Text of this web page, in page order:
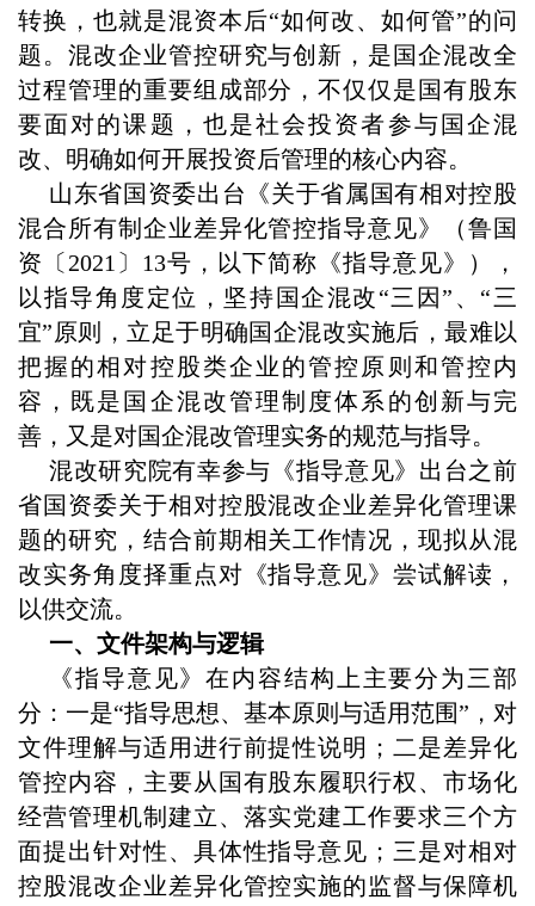
转换，也就是混资本后“如何改、如何管”的问
题。混改企业管控研究与创新，是国企混改全
过程管理的重要组成部分，不仅仅是国有股东
要面对的课题，也是社会投资者参与国企混
改、明确如何开展投资后管理的核心内容。
山东省国资委出台《关于省属国有相对控股
混合所有制企业差异化管控指导意见》（鲁国
资〔2021〕13号，以下简称《指导意见》），
以指导角度定位，坚持国企混改“三因”、“三
宜”原则，立足于明确国企混改实施后，最难以
把握的相对控股类企业的管控原则和管控内
容，既是国企混改管理制度体系的创新与完
善，又是对国企混改管理实务的规范与指导。
混改研究院有幸参与《指导意见》出台之前
省国资委关于相对控股混改企业差异化管理课
题的研究，结合前期相关工作情况，现拟从混
改实务角度择重点对《指导意见》尝试解读，
以供交流。
一、文件架构与逻辑
《指导意见》在内容结构上主要分为三部
分：一是“指导思想、基本原则与适用范围”，对
文件理解与适用进行前提性说明；二是差异化
管控内容，主要从国有股东履职行权、市场化
经营管理机制建立、落实党建工作要求三个方
面提出针对性、具体性指导意见；三是对相对
控股混改企业差异化管控实施的监督与保障机